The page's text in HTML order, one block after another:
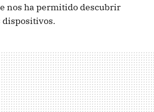
nos ha permitido descubrir
dispositivos.